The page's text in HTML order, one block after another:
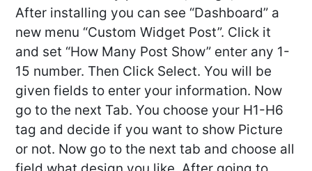
After installing you can see “Dashboard” a
new menu “Custom Widget Post”. Click it
and set “How Many Post Show” enter any 1-
15 number. Then Click Select. You will be
given fields to enter your information. Now
go to the next Tab. You choose your H1-H6
tag and decide if you want to show Picture
or not. Now go to the next tab and choose all